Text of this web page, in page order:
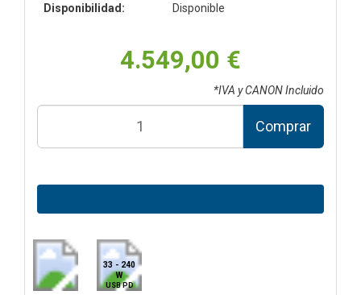
Disponibilidad: Disponible
4.549,00 €
*IVA y CANON Incluido
Comprar
33 - 240
W
USB PD